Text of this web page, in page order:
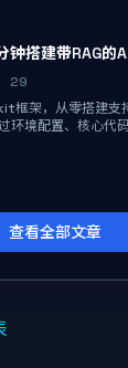
搭建带RAG的
29
框架，从零搭建支
环境配置、核心代
型切换、RAG管道
。
查看全部文章